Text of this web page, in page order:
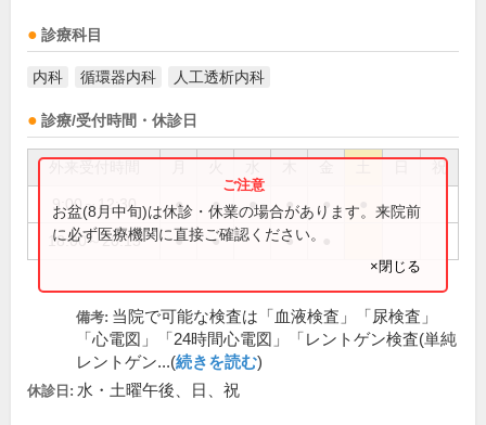
診療科目
内科 循環器内科 人工透析内科
診療/受付時間・休診日
祝
9:00～12:30 ● ● ● ● ●
18:00～20:15 ● ● ●
お盆(8月中旬)は休診・休業の場合があります。来院前
に必ず医療機関に直接ご確認ください。
×閉じる
備考: 当院で可能な検査は「血液検査」「尿検査」
「心電図」「24時間心電図」「レントゲン検査(単純
レントゲン...(続きを読む)
休診日: 水・土曜午後、日、祝